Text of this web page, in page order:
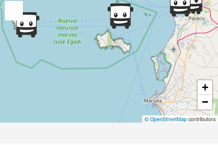
+
−
© OpenStreetMap contributors